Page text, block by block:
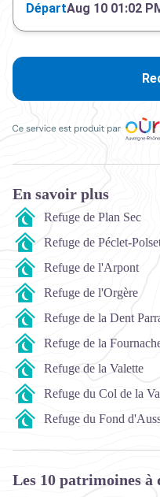
DépartAug 10 01:02
En savoir plus
Refuge de Plan Sec
Refuge de Péclet-
Refuge de l'Arpont
Refuge de l'Orgère
Refuge de la Dent
Refuge de la
Refuge de la Valette
Refuge du Col de la
Refuge du Fond
Les 10 patrimoines à